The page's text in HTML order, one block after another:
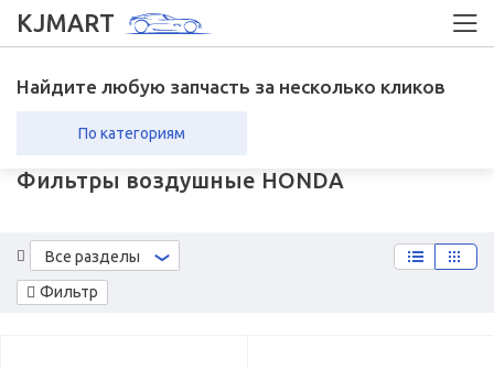
KJMART
Найдите любую запчасть за несколько кликов
По категориям
Фильтры воздушные HONDA
Фильтр
Все разделы